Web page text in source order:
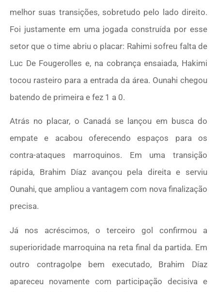
melhor suas transições, sobretudo pelo lado direito.
Foi justamente em uma jogada construída por esse
setor que o time abriu o placar: Rahimi sofreu falta de
Luc De Fougerolles e, na cobrança ensaiada, Hakimi
tocou rasteiro para a entrada da área. Ounahi chegou
batendo de primeira e fez 1 a 0.
Atrás no placar, o Canadá se lançou em busca do
empate e acabou oferecendo espaços para os
contra-ataques marroquinos. Em uma transição
rápida, Brahim Díaz avançou pela direita e serviu
Ounahi, que ampliou a vantagem com nova finalização
precisa.
Já nos acréscimos, o terceiro gol confirmou a
superioridade marroquina na reta final da partida. Em
outro contragolpe bem executado, Brahim Díaz
apareceu novamente com participação decisiva e